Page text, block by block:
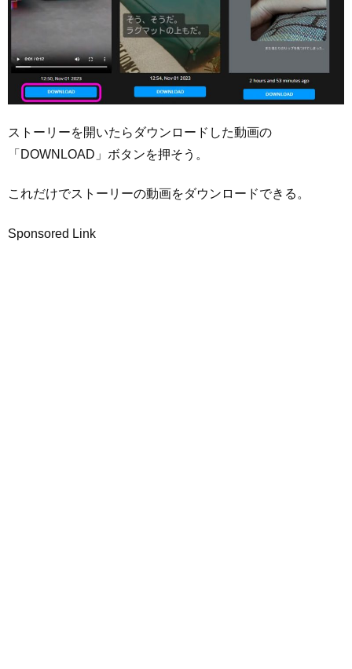
ストーリーを開いたらダウンロードした動画の
「DOWNLOAD」ボタンを押そう。
これだけでストーリーの動画をダウンロードできる。
Sponsored Link